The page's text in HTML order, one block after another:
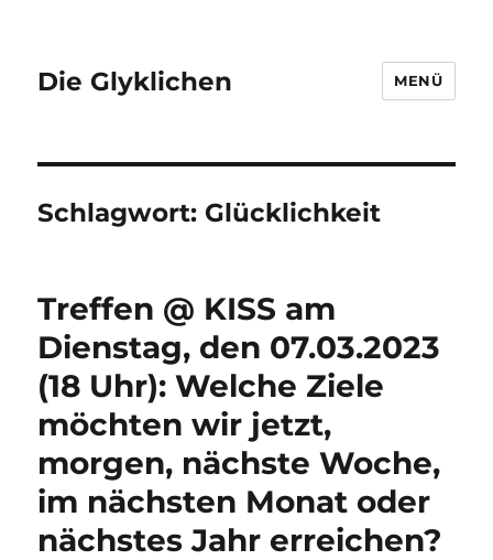
Die Glyklichen MENÜ
Schlagwort: Glücklichkeit
Treffen @ KISS am
Dienstag, den 07.03.2023
(18 Uhr): Welche Ziele
möchten wir jetzt,
morgen, nächste Woche,
im nächsten Monat oder
nächstes Jahr erreichen?